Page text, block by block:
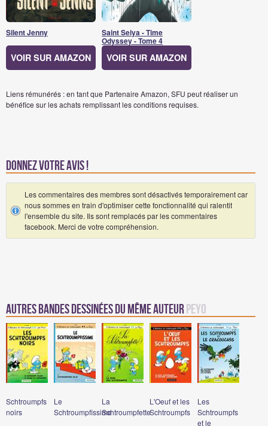
Silent Jenny
VOIR SUR AMAZON
Saint Seiya - Time
Odyssey - Tome 4
VOIR SUR AMAZON
Liens rémunérés : en tant que Partenaire Amazon, SFU peut réaliser un
bénéfice sur les achats remplissant les conditions requises.
Donnez votre avis !
Les commentaires des membres sont désactivés temporairement car
nous sommes en train d'optimiser cette fonctionnalité qui ralentit
l'ensemble du site. Ils sont remplacés par les commentaires
facebook. Merci de votre compréhension.
Autres Bandes Dessinées du même auteur Peyo
Schtroumpfs
noirs
Le
Schtroumpfissime
La
Schtroumpfette
L'Oeuf et les
Schtroumpfs
Les
Schtroumpfs
et le